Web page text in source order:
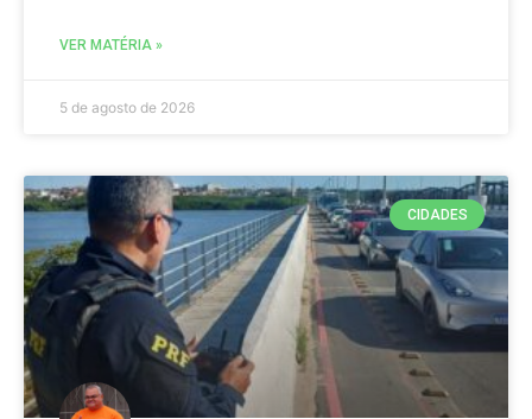
VER MATÉRIA »
5 de agosto de 2026
CIDADES